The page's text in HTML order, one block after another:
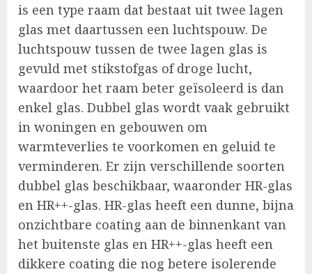
is een type raam dat bestaat uit twee lagen
glas met daartussen een luchtspouw. De
luchtspouw tussen de twee lagen glas is
gevuld met stikstofgas of droge lucht,
waardoor het raam beter geïsoleerd is dan
enkel glas. Dubbel glas wordt vaak gebruikt
in woningen en gebouwen om
warmteverlies te voorkomen en geluid te
verminderen. Er zijn verschillende soorten
dubbel glas beschikbaar, waaronder HR-glas
en HR++-glas. HR-glas heeft een dunne, bijna
onzichtbare coating aan de binnenkant van
het buitenste glas en HR++-glas heeft een
dikkere coating die nog betere isolerende